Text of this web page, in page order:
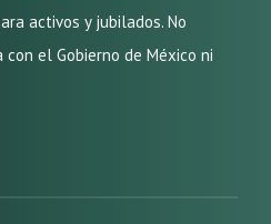
activos y jubilados. No
el Gobierno de México ni